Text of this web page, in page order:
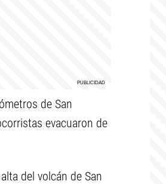
de San
evacuaron de
del volcán de San